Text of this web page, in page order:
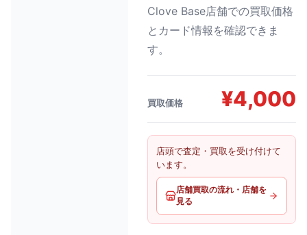
Clove Base店舗での買取価格
とカード情報を確認できま
す。
買取価格 ¥4,000
店頭で査定・買取を受け付けて
います。
店舗買取の流れ・店舗を
見る